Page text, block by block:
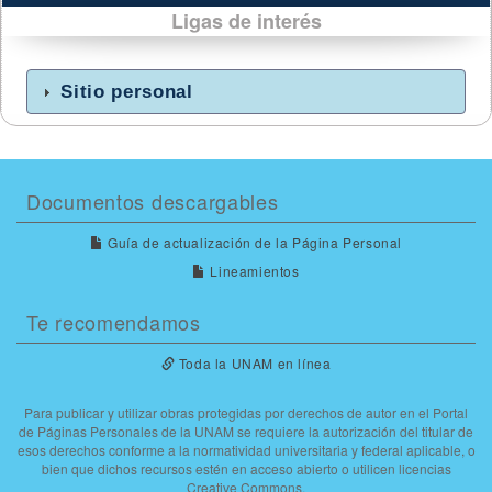
Ligas de interés
Sitio personal
Documentos descargables
Guía de actualización de la Página Personal
Lineamientos
Te recomendamos
Toda la UNAM en línea
Para publicar y utilizar obras protegidas por derechos de autor en el Portal
de Páginas Personales de la UNAM se requiere la autorización del titular de
esos derechos conforme a la normatividad universitaria y federal aplicable, o
bien que dichos recursos estén en acceso abierto o utilicen licencias
Creative Commons.